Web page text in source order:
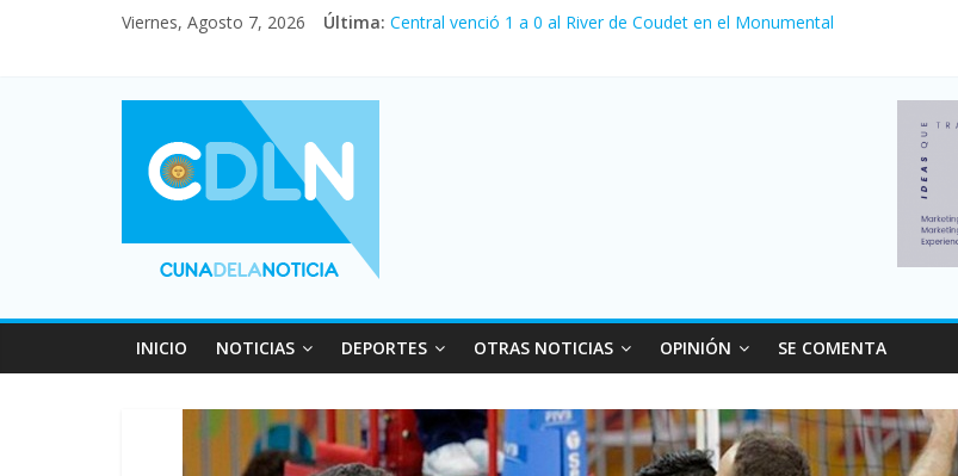
Viernes, Agosto 7, 2026 Última: Central venció 1 a 0 al River de Coudet en el Monumental
Vacaciones de invierno con más movimiento y consumo turístico: 4,6
Fuerte caída de la venta de autos usados en julio: bajó un 12,6%
INICIO NOTICIAS DEPORTES OTRAS NOTICIAS OPINIÓN SE COMENTA